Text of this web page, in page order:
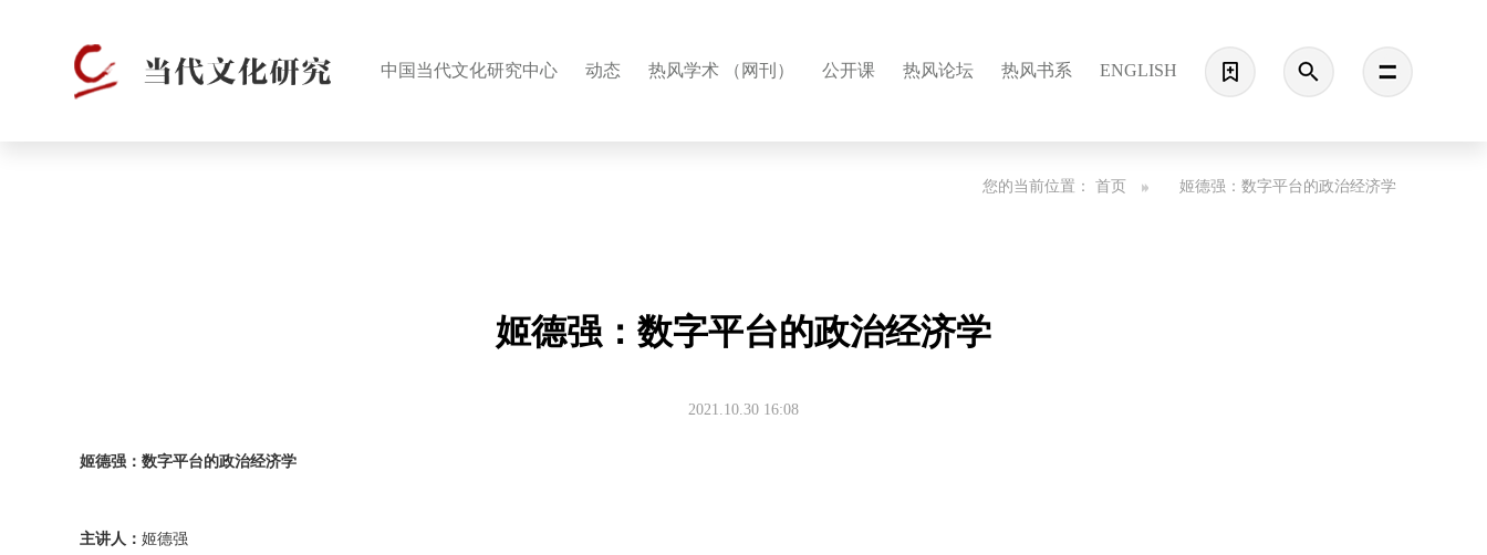
中国当代文化研究中心 动态 热风学术 （网刊） 公开课 热风论坛 热风书系 ENGLISH
您的当前位置： 首页 姬德强：数字平台的政治经济学
姬德强：数字平台的政治经济学
2021.10.30 16:08
姬德强：数字平台的政治经济学
主讲人： 姬德强